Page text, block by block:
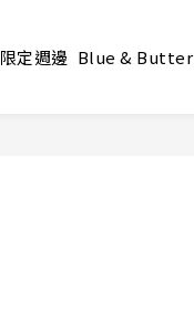
限定週邊 Blue & Butter